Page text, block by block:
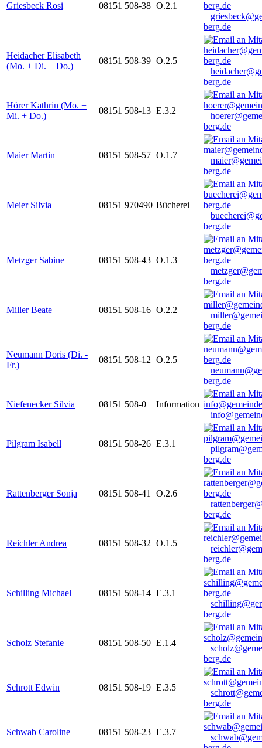
Griesbeck Rosi 08151 508-38 O.2.1
berg.de
Heidacher Elisabeth
(Mo. + Di. + Do.)
08151 508-39 O.2.5
berg.de
Hörer Kathrin (Mo. +
Mi. + Do.)
08151 508-13 E.3.2
berg.de
Maier Martin 08151 508-57 O.1.7
berg.de
Meier Silvia 08151 970490 Bücherei
berg.de
Metzger Sabine 08151 508-43 O.1.3
berg.de
Miller Beate 08151 508-16 O.2.2
berg.de
Neumann Doris (Di. -
Fr.)
08151 508-12 O.2.5
berg.de
Niefenecker Silvia 08151 508-0
Information
Pilgram Isabell 08151 508-26 E.3.1
berg.de
Rattenberger Sonja 08151 508-41
O.2.6
berg.de
Reichler Andrea 08151 508-32 O.1.5
berg.de
Schilling Michael 08151 508-14 E.3.1
berg.de
Scholz Stefanie 08151 508-50 E.1.4
berg.de
Schrott Edwin 08151 508-19 E.3.5
berg.de
Schwab Caroline 08151 508-23 E.3.7